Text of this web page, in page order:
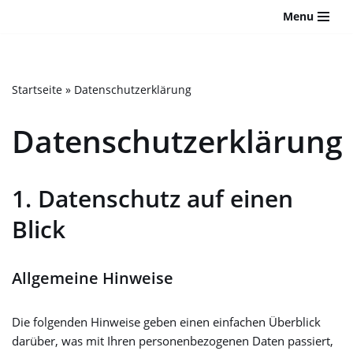
Website
Barrierefreiheitssystem.
Menu
Startseite » Datenschutzerklärung
Datenschutzerklärung
1. Datenschutz auf einen
Blick
Allgemeine Hinweise
Die folgenden Hinweise geben einen einfachen Überblick
darüber, was mit Ihren personenbezogenen Daten passiert,